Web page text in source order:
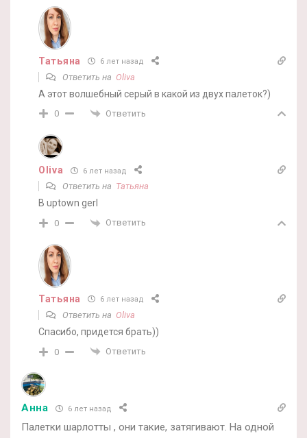
Татьяна 6 лет назад
Ответить на Oliva
А этот волшебный серый в какой из двух палеток?)
0 Ответить
Oliva 6 лет назад
Ответить на Татьяна
В uptown gerl
0 Ответить
Татьяна 6 лет назад
Ответить на Oliva
Спасибо, придется брать))
0 Ответить
Анна 6 лет назад
Палетки шарлотты , они такие, затягивают. На одной